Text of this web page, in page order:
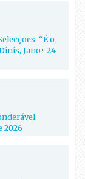
“É o
Jano·24
2026